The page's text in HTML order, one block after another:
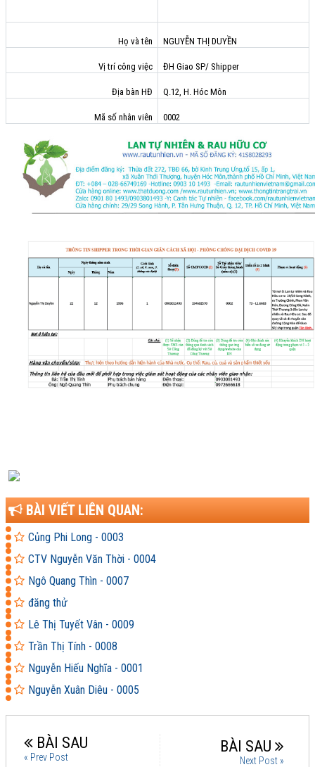
Họ và tên NGUYỄN THỊ DUYỀN
Vị trí công việc ĐH Giao SP/ Shipper
Địa bàn HĐ Q.12, H. Hóc Môn
Mã số nhân viên 0002
BÀI VIẾT LIÊN QUAN:
Củng Phi Long - 0003
CTV Nguyễn Văn Thời - 0004
Ngô Quang Thìn - 0007
đăng thử
Lê Thị Tuyết Vân - 0009
Trần Thị Tính - 0008
Nguyễn Hiếu Nghĩa - 0001
Nguyễn Xuân Diêu - 0005
BÀI SAU
« Prev Post
BÀI SAU
Next Post »